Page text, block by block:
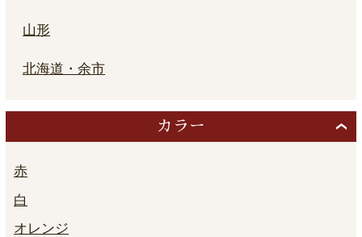
山形
北海道・余市
カラー
赤
白
オレンジ